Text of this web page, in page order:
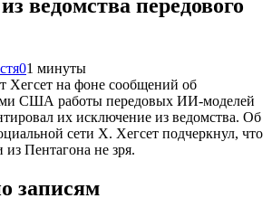
ведомства передового
01 минуты
Хегсет на фоне сообщений об
США работы передовых ИИ-моделей
их исключение из ведомства. Об
сети Х. Хегсет подчеркнул, что
Пентагона не зря.
записям